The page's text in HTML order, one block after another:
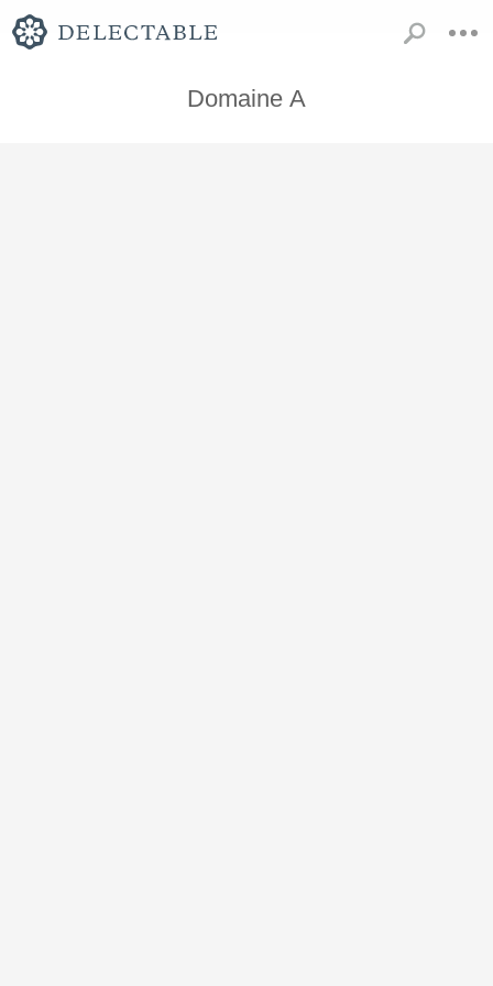
Domaine A